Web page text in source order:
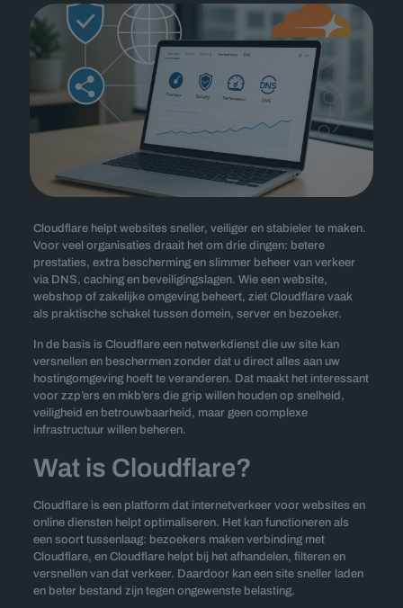
Cloudflare helpt websites sneller, veiliger en stabieler te maken.
Voor veel organisaties draait het om drie dingen: betere
prestaties, extra bescherming en slimmer beheer van verkeer
via DNS, caching en beveiligingslagen. Wie een website,
webshop of zakelijke omgeving beheert, ziet Cloudflare vaak
als praktische schakel tussen domein, server en bezoeker.
In de basis is Cloudflare een netwerkdienst die uw site kan
versnellen en beschermen zonder dat u direct alles aan uw
hostingomgeving hoeft te veranderen. Dat maakt het interessant
voor zzp’ers en mkb’ers die grip willen houden op snelheid,
veiligheid en betrouwbaarheid, maar geen complexe
infrastructuur willen beheren.
Wat is Cloudflare?
Cloudflare is een platform dat internetverkeer voor websites en
online diensten helpt optimaliseren. Het kan functioneren als
een soort tussenlaag: bezoekers maken verbinding met
Cloudflare, en Cloudflare helpt bij het afhandelen, filteren en
versnellen van dat verkeer. Daardoor kan een site sneller laden
en beter bestand zijn tegen ongewenste belasting.